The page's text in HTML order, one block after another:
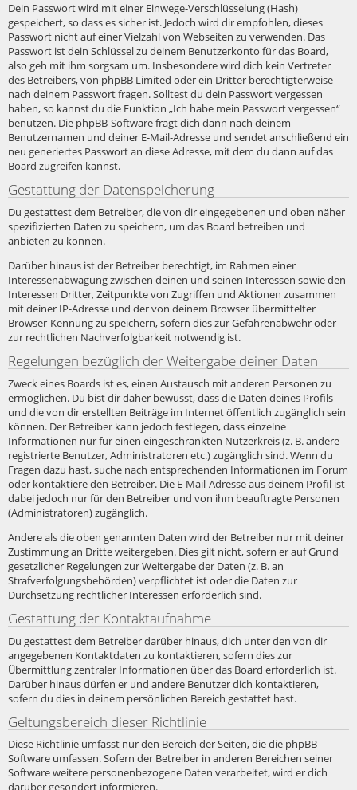
Dein Passwort wird mit einer Einwege-Verschlüsselung (Hash)
gespeichert, so dass es sicher ist. Jedoch wird dir empfohlen, dieses
Passwort nicht auf einer Vielzahl von Webseiten zu verwenden. Das
Passwort ist dein Schlüssel zu deinem Benutzerkonto für das Board,
also geh mit ihm sorgsam um. Insbesondere wird dich kein Vertreter
des Betreibers, von phpBB Limited oder ein Dritter berechtigterweise
nach deinem Passwort fragen. Solltest du dein Passwort vergessen
haben, so kannst du die Funktion „Ich habe mein Passwort vergessen“
benutzen. Die phpBB-Software fragt dich dann nach deinem
Benutzernamen und deiner E-Mail-Adresse und sendet anschließend ein
neu generiertes Passwort an diese Adresse, mit dem du dann auf das
Board zugreifen kannst.
Gestattung der Datenspeicherung
Du gestattest dem Betreiber, die von dir eingegebenen und oben näher
spezifizierten Daten zu speichern, um das Board betreiben und
anbieten zu können.
Darüber hinaus ist der Betreiber berechtigt, im Rahmen einer
Interessenabwägung zwischen deinen und seinen Interessen sowie den
Interessen Dritter, Zeitpunkte von Zugriffen und Aktionen zusammen
mit deiner IP-Adresse und der von deinem Browser übermittelter
Browser-Kennung zu speichern, sofern dies zur Gefahrenabwehr oder
zur rechtlichen Nachverfolgbarkeit notwendig ist.
Regelungen bezüglich der Weitergabe deiner Daten
Zweck eines Boards ist es, einen Austausch mit anderen Personen zu
ermöglichen. Du bist dir daher bewusst, dass die Daten deines Profils
und die von dir erstellten Beiträge im Internet öffentlich zugänglich sein
können. Der Betreiber kann jedoch festlegen, dass einzelne
Informationen nur für einen eingeschränkten Nutzerkreis (z. B. andere
registrierte Benutzer, Administratoren etc.) zugänglich sind. Wenn du
Fragen dazu hast, suche nach entsprechenden Informationen im Forum
oder kontaktiere den Betreiber. Die E-Mail-Adresse aus deinem Profil ist
dabei jedoch nur für den Betreiber und von ihm beauftragte Personen
(Administratoren) zugänglich.
Andere als die oben genannten Daten wird der Betreiber nur mit deiner
Zustimmung an Dritte weitergeben. Dies gilt nicht, sofern er auf Grund
gesetzlicher Regelungen zur Weitergabe der Daten (z. B. an
Strafverfolgungsbehörden) verpflichtet ist oder die Daten zur
Durchsetzung rechtlicher Interessen erforderlich sind.
Gestattung der Kontaktaufnahme
Du gestattest dem Betreiber darüber hinaus, dich unter den von dir
angegebenen Kontaktdaten zu kontaktieren, sofern dies zur
Übermittlung zentraler Informationen über das Board erforderlich ist.
Darüber hinaus dürfen er und andere Benutzer dich kontaktieren,
sofern du dies in deinem persönlichen Bereich gestattet hast.
Geltungsbereich dieser Richtlinie
Diese Richtlinie umfasst nur den Bereich der Seiten, die die phpBB-
Software umfassen. Sofern der Betreiber in anderen Bereichen seiner
Software weitere personenbezogene Daten verarbeitet, wird er dich
darüber gesondert informieren.